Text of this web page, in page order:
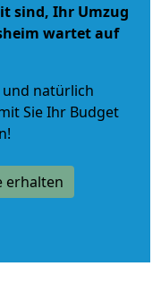
sind, Ihr Umzug
wartet auf
und natürlich
Sie Ihr Budget
erhalten